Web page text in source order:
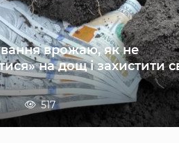
врожаю, як не
на дощ і захистити
517